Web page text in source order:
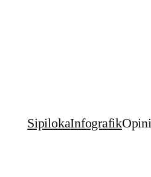
SipilokaInfografikOpini